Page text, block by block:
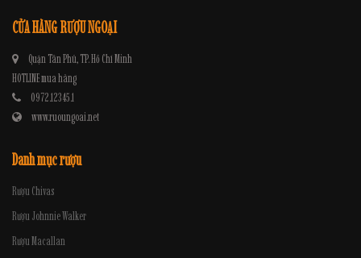
CỬA HÀNG RƯỢU NGOẠI
Quận Tân Phú, TP. Hồ Chí Minh
HOTLINE mua hàng
0972.12345.1
www.ruoungoai.net
Danh mục rượu
Rượu Chivas
Rượu Johnnie Walker
Rượu Macallan